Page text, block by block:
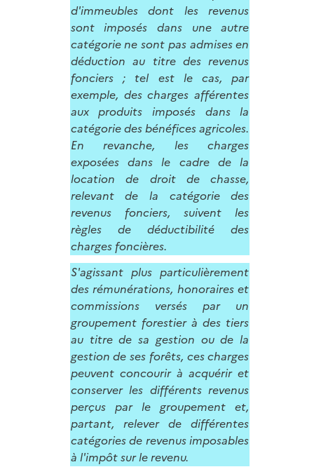
d'immeubles dont les revenus
sont imposés dans une autre
catégorie ne sont pas admises en
déduction au titre des revenus
fonciers ; tel est le cas, par
exemple, des charges afférentes
aux produits imposés dans la
catégorie des bénéfices agricoles.
En revanche, les charges
exposées dans le cadre de la
location de droit de chasse,
relevant de la catégorie des
revenus fonciers, suivent les
règles de déductibilité des
charges foncières.
S'agissant plus particulièrement
des rémunérations, honoraires et
commissions versés par un
groupement forestier à des tiers
au titre de sa gestion ou de la
gestion de ses forêts, ces charges
peuvent concourir à acquérir et
conserver les différents revenus
perçus par le groupement et,
partant, relever de différentes
catégories de revenus imposables
à l'impôt sur le revenu.